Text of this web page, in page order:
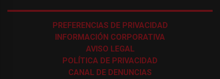
PREFERENCIAS DE PRIVACIDAD
INFORMACIÓN CORPORATIVA
AVISO LEGAL
POLÍTICA DE PRIVACIDAD
CANAL DE DENUNCIAS